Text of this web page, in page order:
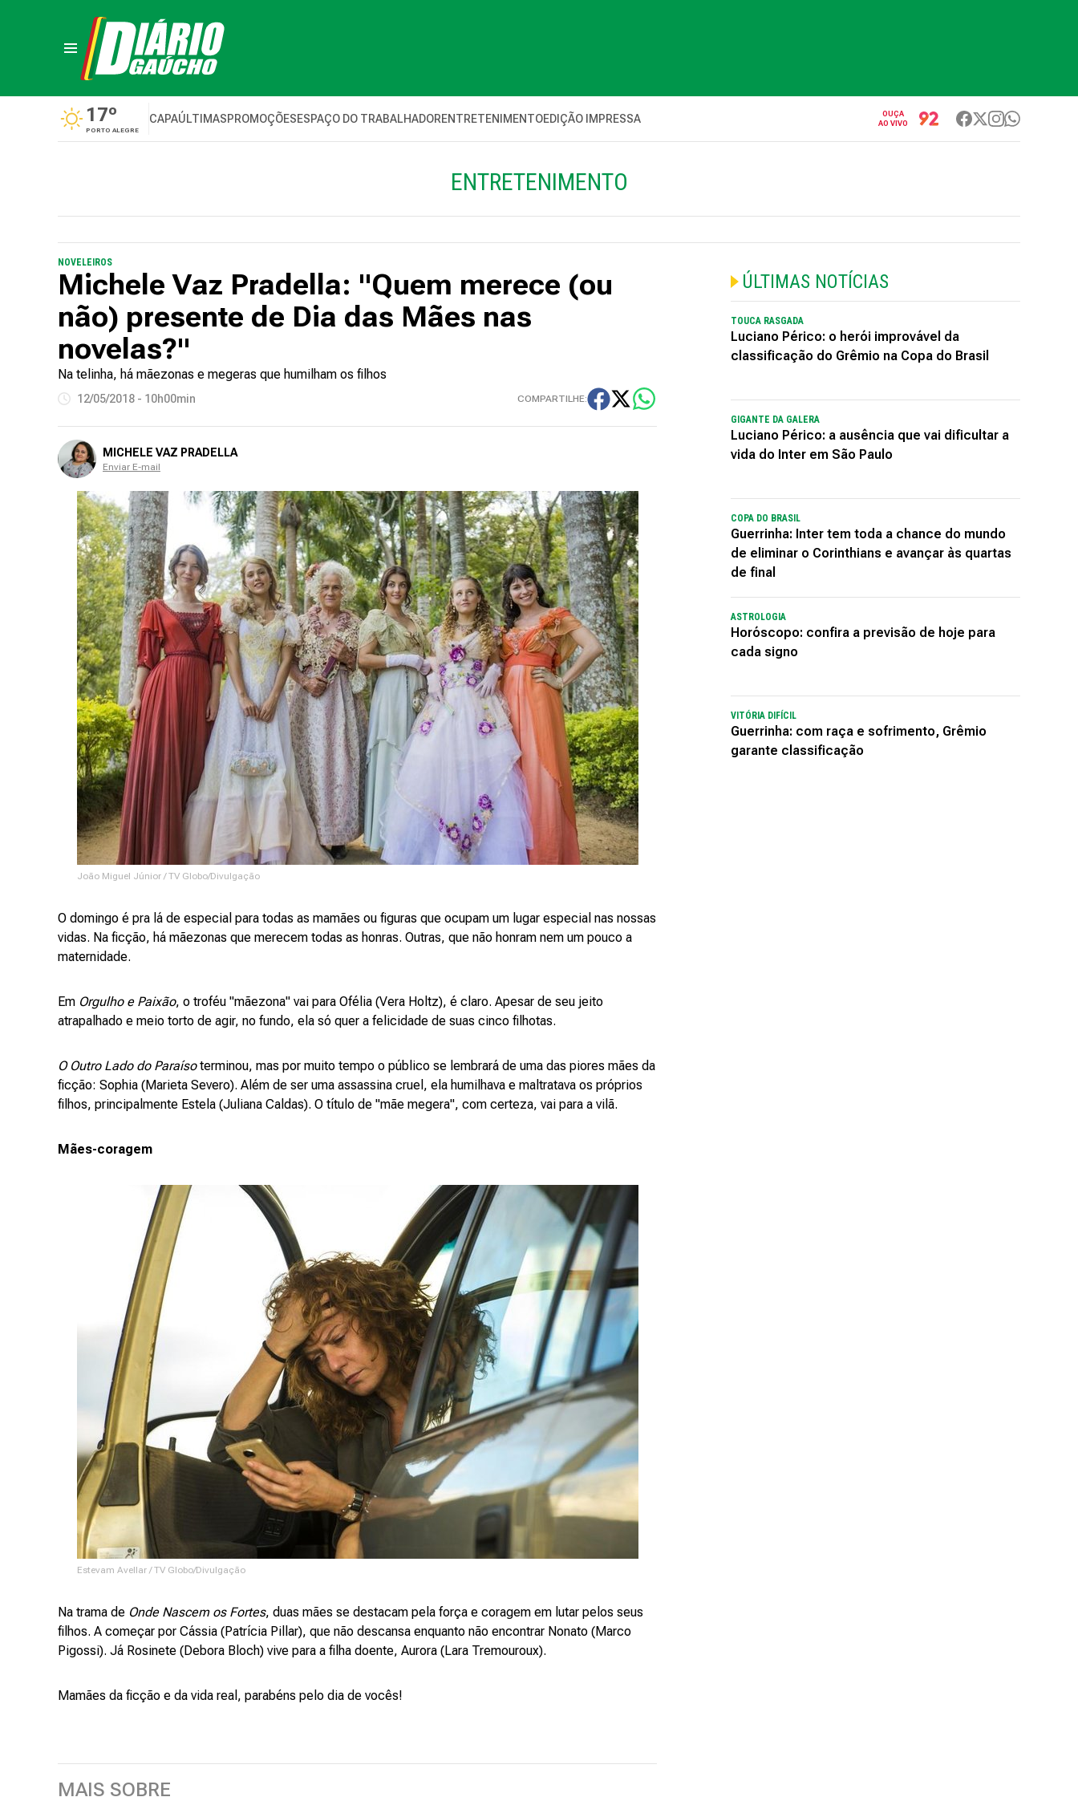
17º
PORTO ALEGRE
CAPAÚLTIMASPROMOÇÕESESPAÇO DO TRABALHADORENTRETENIMENTOEDIÇÃO IMPRESSA
OUÇA
AO VIVO
ENTRETENIMENTO
NOVELEIROS
Michele Vaz Pradella: "Quem merece (ou
não) presente de Dia das Mães nas
novelas?"
Na telinha, há mãezonas e megeras que humilham os filhos
12/05/2018 - 10h00min COMPARTILHE:
MICHELE VAZ PRADELLA
Enviar E-mail
João Miguel Júnior / TV Globo/Divulgação
O domingo é pra lá de especial para todas as mamães ou figuras que ocupam um lugar especial nas nossas
vidas. Na ficção, há mãezonas que merecem todas as honras. Outras, que não honram nem um pouco a
maternidade.
Em Orgulho e Paixão, o troféu "mãezona" vai para Ofélia (Vera Holtz), é claro. Apesar de seu jeito
atrapalhado e meio torto de agir, no fundo, ela só quer a felicidade de suas cinco filhotas.
O Outro Lado do Paraísoterminou, mas por muito tempo o público se lembrará de uma das piores mães da
ficção: Sophia (Marieta Severo). Além de ser uma assassina cruel, ela humilhava e maltratava os próprios
filhos, principalmente Estela (Juliana Caldas). O título de "mãe megera", com certeza, vai para a vilã.
Mães-coragem
Estevam Avellar / TV Globo/Divulgação
Na trama de Onde Nascem os Fortes, duas mães se destacam pela força e coragem em lutar pelos seus
filhos. A começar por Cássia (Patrícia Pillar), que não descansa enquanto não encontrar Nonato (Marco
Pigossi). Já Rosinete (Debora Bloch) vive para a filha doente, Aurora (Lara Tremouroux).
Mamães da ficção e da vida real, parabéns pelo dia de vocês!
MAIS SOBRE
ÚLTIMAS NOTÍCIAS
TOUCA RASGADA
Luciano Périco: o herói improvável da
classificação do Grêmio na Copa do Brasil
GIGANTE DA GALERA
Luciano Périco: a ausência que vai dificultar a
vida do Inter em São Paulo
COPA DO BRASIL
Guerrinha: Inter tem toda a chance do mundo
de eliminar o Corinthians e avançar às quartas
de final
ASTROLOGIA
Horóscopo: confira a previsão de hoje para
cada signo
VITÓRIA DIFÍCIL
Guerrinha: com raça e sofrimento, Grêmio
garante classificação